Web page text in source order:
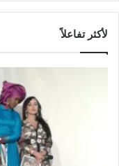
لأكثر تفاعلاً